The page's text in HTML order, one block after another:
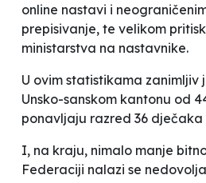
online nastavi i
prepisivanje, te velikom
ministarstva na nastavnike.
U ovim statistikama
Unsko-sanskom kantonu od
ponavljaju razred 36
I, na kraju, nimalo manje
Federaciji nalazi se